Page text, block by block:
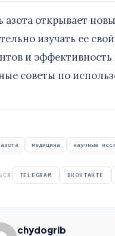
азота открывает
изучать ее
и
советы по
медицина научные
TELEGRAM ВКОНТАКТЕ
chydogrib